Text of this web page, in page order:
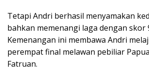
Tetapi Andri berhasil menyamakan
bahkan memenangi laga dengan skor
Kemenangan ini membawa Andri
perempat final melawan pebiliar
Fatruan.